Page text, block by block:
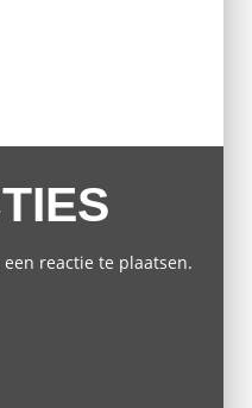
een reactie te plaatsen.